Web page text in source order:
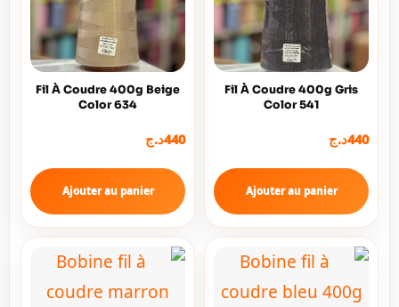
Fil À Coudre 400g Gris
Color 541
440د.ج
Ajouter au panier
Fil À Coudre 400g Beige
Color 634
440د.ج
Ajouter au panier